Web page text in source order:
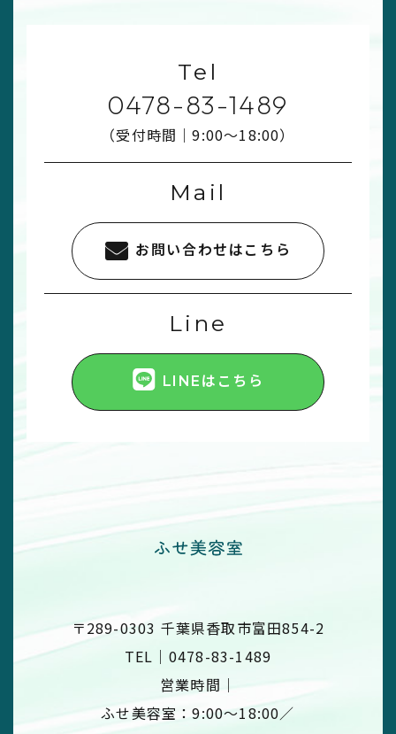
Tel
0478-83-1489
（受付時間｜9:00〜18:00）
Mail
お問い合わせはこちら
Line
LINEはこちら
〒289-0303 千葉県香取市富田854-2
TEL｜ 0478-83-1489
営業時間｜
​​​​​​​ふせ美容室：9:00〜18:00／